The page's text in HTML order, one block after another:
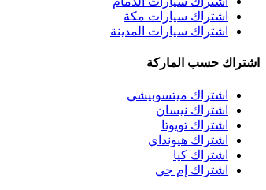
اشتراك سيارات مكة
اشتراك سيارات المدينة
اشتراك حسب الماركة
اشتراك ميتسوبيشي
اشتراك نيسان
اشتراك تويوتا
اشتراك هيونداي
اشتراك كيا
اشتراك إم جي